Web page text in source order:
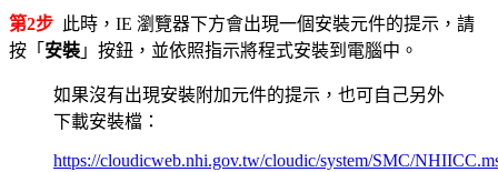
第2步 此時，IE 瀏覽器下方會出現一個安裝元件的提示，請
按「 安裝 」按鈕，並依照指示將程式安裝到電腦中。
如果沒有出現安裝附加元件的提示，也可自己另外
下載安裝檔：
https://cloudicweb.nhi.gov.tw/cloudic/system/SMC/